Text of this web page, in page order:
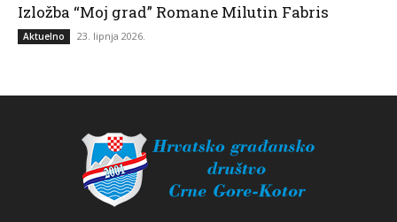
Izložba “Moj grad” Romane Milutin Fabris
Aktuelno 23. lipnja 2026.